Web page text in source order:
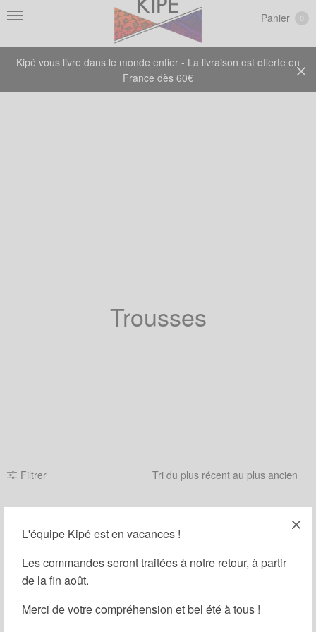
L'équipe Kipé est en vacances !
Les commandes seront traitées à notre retour, à partir
de la fin août.
Merci de votre compréhension et bel été à tous !
Kipé vous livre dans le monde entier - La livraison est offerte en
France dès 60€
Panier
Trousses
Filtrer